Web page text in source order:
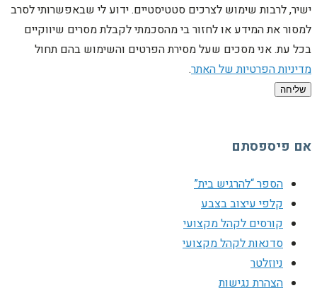
ישיר, לרבות שימוש לצרכים סטטיסטיים. ידוע לי שבאפשרותי לסרב
למסור את המידע או לחזור בי מהסכמתי לקבלת מסרים שיווקיים
בכל עת. אני מסכים שעל מסירת הפרטים והשימוש בהם תחול
מדיניות הפרטיות של האתר.
שליחה
אם פיספסתם
הספר “להרגיש בית”
קלפי עיצוב בצבע
קורסים לקהל מקצועי
סדנאות לקהל מקצועי
ניוזלטר
הצהרת נגישות